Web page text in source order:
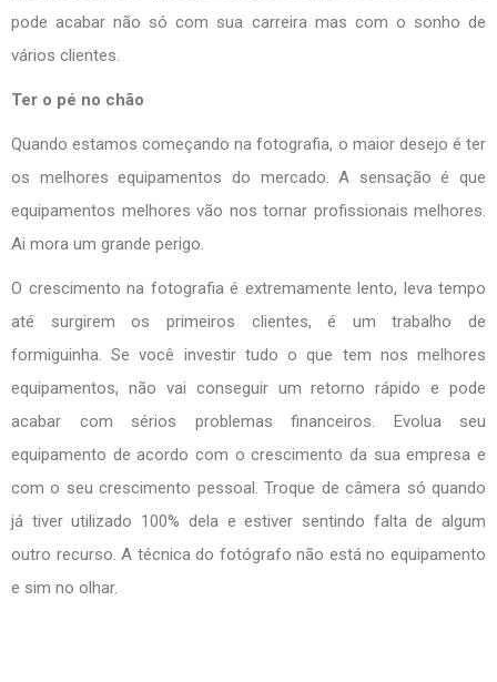
pode acabar não só com sua carreira mas com o sonho de
vários clientes.
Ter o pé no chão
Quando estamos começando na fotografia, o maior desejo é ter
os melhores equipamentos do mercado. A sensação é que
equipamentos melhores vão nos tornar profissionais melhores.
Ai mora um grande perigo.
O crescimento na fotografia é extremamente lento, leva tempo
até surgirem os primeiros clientes, é um trabalho de
formiguinha. Se você investir tudo o que tem nos melhores
equipamentos, não vai conseguir um retorno rápido e pode
acabar com sérios problemas financeiros. Evolua seu
equipamento de acordo com o crescimento da sua empresa e
com o seu crescimento pessoal. Troque de câmera só quando
já tiver utilizado 100% dela e estiver sentindo falta de algum
outro recurso. A técnica do fotógrafo não está no equipamento
e sim no olhar.